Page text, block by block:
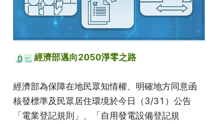
經濟部邁向2050淨零之路
經濟部為保障在地民眾知情權、明確地方同意函
核發標準及民眾居住環境於今日（3/31）公告
「電業登記規則」、「自用發電設備登記規